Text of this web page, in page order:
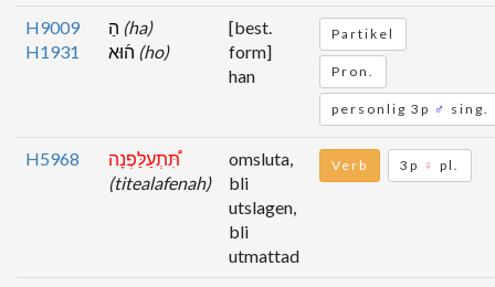
H9009
H1931
(ha)
(ho)
[best.
form]
han
Partikel
Pron.
personlig 3p ♂ sing.
H5968
תִּ֠תְעַלַּפְנָה
(titealafenah)
omsluta,
bli
utslagen,
bli
utmattad
Verb 3p ♀ pl.